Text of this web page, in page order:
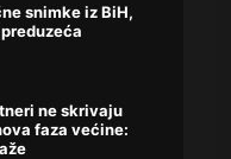
snimke iz BiH,
ne skrivaju
faza većine: